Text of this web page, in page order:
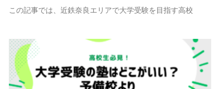
この記事では、近鉄奈良エリアで大学受験を目指す高校